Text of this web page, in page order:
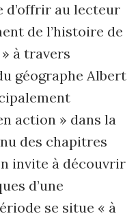
au lecteur
de l’histoire de
à travers
géographe Albert
action » dans la
des chapitres
invite à découvrir
d’une
se situe « à